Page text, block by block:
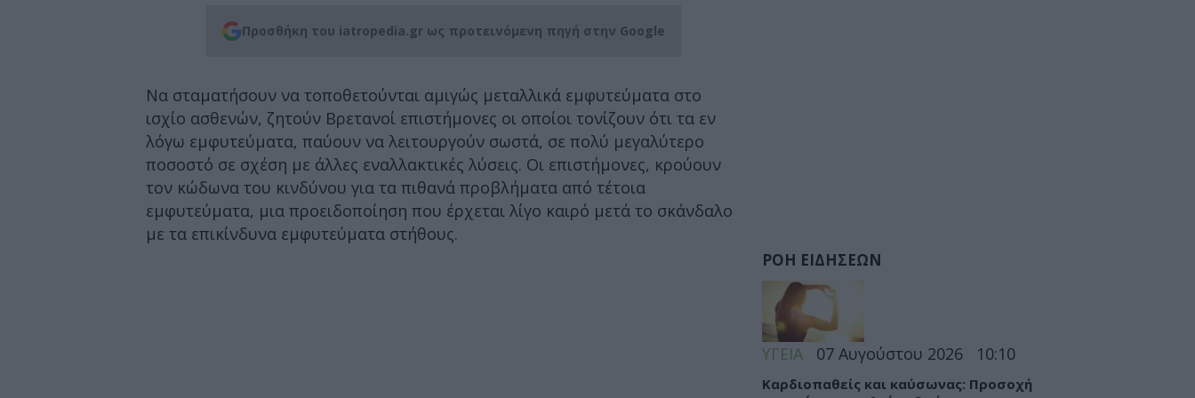
Προσθήκη του iatropedia.gr ως προτεινόμενη πηγή στην Google
Να σταματήσουν να τοποθετούνται αμιγώς μεταλλικά εμφυτεύματα στο
ισχίο ασθενών, ζητούν Βρετανοί επιστήμονες οι οποίοι τονίζουν ότι τα εν
λόγω εμφυτεύματα, παύουν να λειτουργούν σωστά, σε πολύ μεγαλύτερο
ποσοστό σε σχέση με άλλες εναλλακτικές λύσεις. Οι επιστήμονες, κρούουν
τον κώδωνα του κινδύνου για τα πιθανά προβλήματα από τέτοια
εμφυτεύματα, μια προειδοποίηση που έρχεται λίγο καιρό μετά το σκάνδαλο
με τα επικίνδυνα εμφυτεύματα στήθους.
ΡΟΗ ΕΙΔΗΣΕΩΝ
ΥΓΕΙΑ 07 Αυγούστου 2026 10:10
Καρδιοπαθείς και καύσωνας: Προσοχή